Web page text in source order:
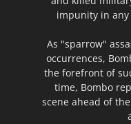
impunity in
As "sparrow"
occurrences,
the forefront of
time, Bombo
scene ahead of